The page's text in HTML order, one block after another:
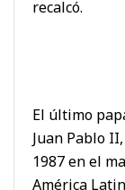
recalcó.
El último
Juan Pablo
1987 en el
América